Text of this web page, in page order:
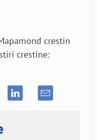
crestin
crestine: